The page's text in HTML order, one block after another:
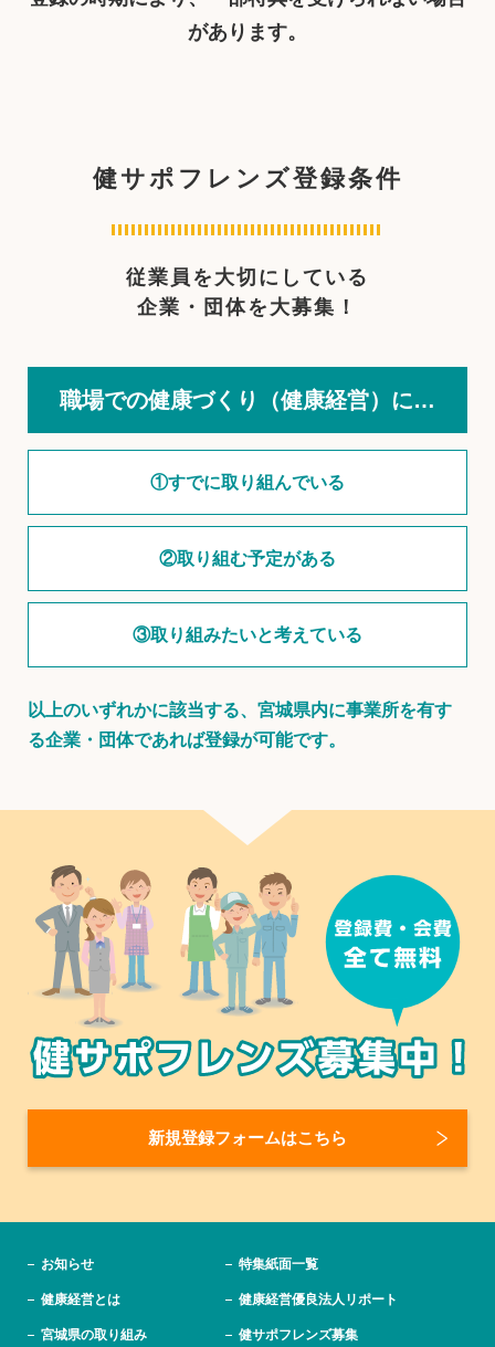
があります。
健サポフレンズ登録条件
従業員を大切にしている
企業・団体を大募集！
職場での健康づくり（健康経営）に…
①すでに取り組んでいる
②取り組む予定がある
③取り組みたいと考えている
以上のいずれかに該当する、宮城県内に事業所を有す
る企業・団体であれば登録が可能です。
新規登録フォームはこちら
お知らせ 特集紙面一覧
健康経営とは 健康経営優良法人リポート
宮城県の取り組み 健サポフレンズ募集